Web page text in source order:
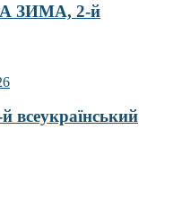
ЗИМА, 2-й